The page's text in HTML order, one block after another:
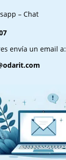
– Chat
envía un email a: